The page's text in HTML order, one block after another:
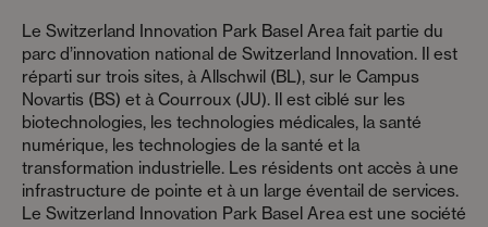
Le Switzerland Innovation Park Basel Area fait partie du
parc d’innovation national de Switzerland Innovation. Il est
réparti sur trois sites, à Allschwil (BL), sur le Campus
Novartis (BS) et à Courroux (JU). Il est ciblé sur les
biotechnologies, les technologies médicales, la santé
numérique, les technologies de la santé et la
transformation industrielle. Les résidents ont accès à une
infrastructure de pointe et à un large éventail de services.
Le Switzerland Innovation Park Basel Area est une société